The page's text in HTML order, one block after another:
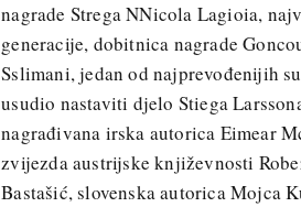
nagrade Strega NNicola Lagioia,
generacije, dobitnica nagrade
Sslimani, jedan od najprevođenijih
usudio nastaviti djelo Stiega
nagrađivana irska autorica Eimear
zvijezda austrijske književnosti
Bastašić, slovenska autorica Mojca